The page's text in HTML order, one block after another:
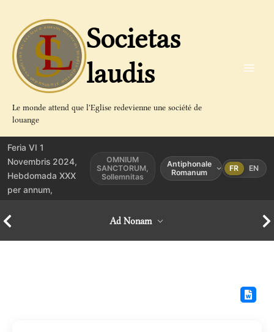
contenu
Societas
laudis
Le monde attend que l'Eglise redevienne une société de
louange
Feria VI 1
Novembris 2024,
Hebdomada XXX
per annum,
OMNIUM
SANCTORUM,
Sollemnitas
Antiphonale
Romanum
FR EN
Ad Nonam